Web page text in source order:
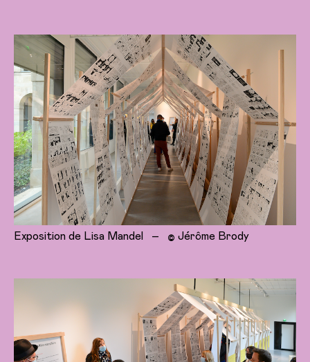
Exposition de Lisa Mandel – © Jérôme Brody